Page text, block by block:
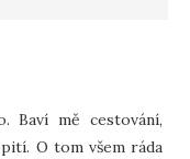
Baví mě cestování,
O tom všem ráda